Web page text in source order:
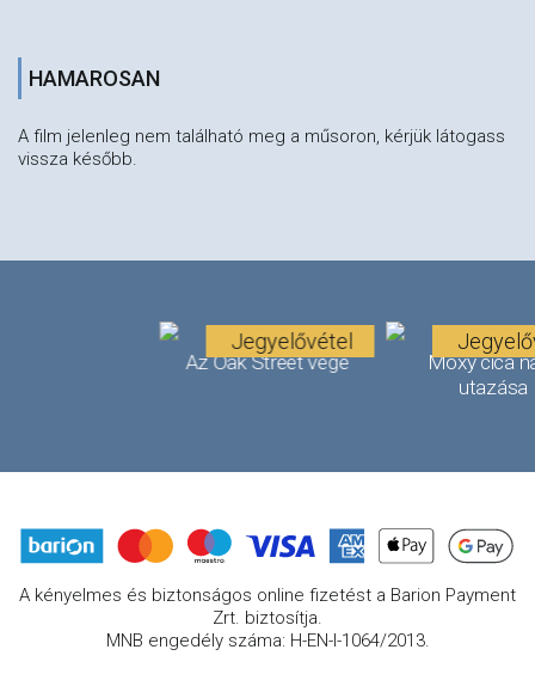
HAMAROSAN
A film jelenleg nem található meg a műsoron, kérjük látogass
vissza később.
Az Oak Street vége
Jegyelővétel
Moxy cica
utazása
A kényelmes és biztonságos online fizetést a Barion Payment
Zrt. biztosítja.
MNB engedély száma: H-EN-I-1064/2013.